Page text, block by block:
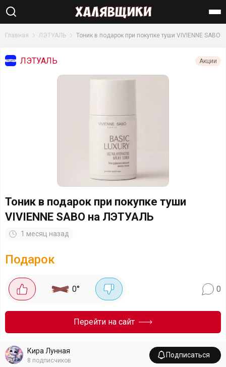
Найти
Главная ЛЭТУАЛЬ Тоник в подарок при покупке туши VIVIENNE SABO
ЛЭТУАЛЬ Акции
Тоник в подарок при покупке туши
VIVIENNE SABO на ЛЭТУАЛЬ
1 месяц назад
Подарок
0° 0
Перейти на сайт
Кира Лунная
8 подписчиков
Подписаться